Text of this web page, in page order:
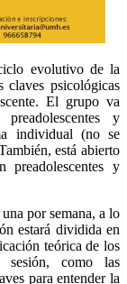
evolutivo de la
claves psicológicas
El grupo va
y
individual (no se
está abierto
preadolescentes y
por semana, a lo
estará dividida en
teórica de los
como las
para entender la